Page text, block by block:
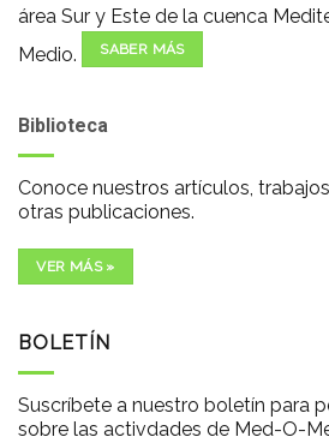
área Sur y Este de la cuenca
Medio.
SABER MÁS
Biblioteca
Conoce nuestros artículos,
otras publicaciones.
VER MÁS »
BOLETÍN
Suscríbete a nuestro boletín para
sobre las activdades de Med-O-